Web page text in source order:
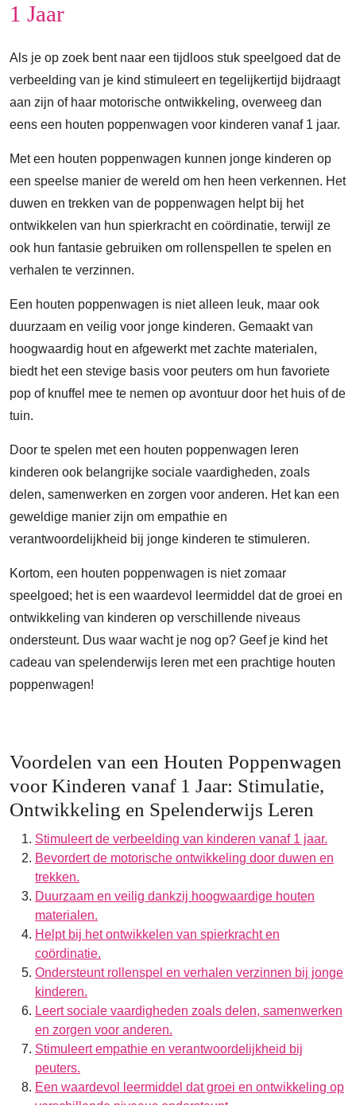
1 Jaar
Als je op zoek bent naar een tijdloos stuk speelgoed dat de
verbeelding van je kind stimuleert en tegelijkertijd bijdraagt
aan zijn of haar motorische ontwikkeling, overweeg dan
eens een houten poppenwagen voor kinderen vanaf 1 jaar.
Met een houten poppenwagen kunnen jonge kinderen op
een speelse manier de wereld om hen heen verkennen. Het
duwen en trekken van de poppenwagen helpt bij het
ontwikkelen van hun spierkracht en coördinatie, terwijl ze
ook hun fantasie gebruiken om rollenspellen te spelen en
verhalen te verzinnen.
Een houten poppenwagen is niet alleen leuk, maar ook
duurzaam en veilig voor jonge kinderen. Gemaakt van
hoogwaardig hout en afgewerkt met zachte materialen,
biedt het een stevige basis voor peuters om hun favoriete
pop of knuffel mee te nemen op avontuur door het huis of de
tuin.
Door te spelen met een houten poppenwagen leren
kinderen ook belangrijke sociale vaardigheden, zoals
delen, samenwerken en zorgen voor anderen. Het kan een
geweldige manier zijn om empathie en
verantwoordelijkheid bij jonge kinderen te stimuleren.
Kortom, een houten poppenwagen is niet zomaar
speelgoed; het is een waardevol leermiddel dat de groei en
ontwikkeling van kinderen op verschillende niveaus
ondersteunt. Dus waar wacht je nog op? Geef je kind het
cadeau van spelenderwijs leren met een prachtige houten
poppenwagen!
Voordelen van een Houten Poppenwagen
voor Kinderen vanaf 1 Jaar: Stimulatie,
Ontwikkeling en Spelenderwijs Leren
Stimuleert de verbeelding van kinderen vanaf 1 jaar.
Bevordert de motorische ontwikkeling door duwen en
trekken.
Duurzaam en veilig dankzij hoogwaardige houten
materialen.
Helpt bij het ontwikkelen van spierkracht en
coördinatie.
Ondersteunt rollenspel en verhalen verzinnen bij jonge
kinderen.
Leert sociale vaardigheden zoals delen, samenwerken
en zorgen voor anderen.
Stimuleert empathie en verantwoordelijkheid bij
peuters.
Een waardevol leermiddel dat groei en ontwikkeling op